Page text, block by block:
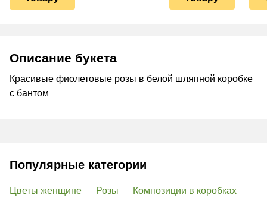
Описание букета
Красивые фиолетовые розы в белой шляпной коробке
с бантом
Популярные категории
Цветы женщине Розы
Композиции в коробках